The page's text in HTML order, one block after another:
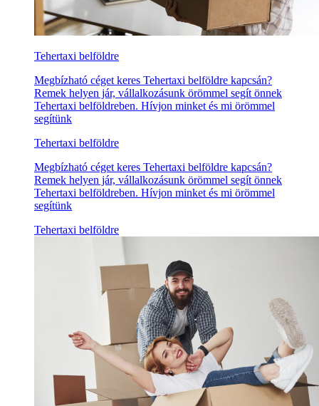
Tehertaxi belföldre
Megbízható céget keres Tehertaxi belföldre kapcsán?
Remek helyen jár, vállalkozásunk örömmel segít önnek
Tehertaxi belföldreben. Hívjon minket és mi örömmel
segítünk
Tehertaxi belföldre
Megbízható céget keres Tehertaxi belföldre kapcsán?
Remek helyen jár, vállalkozásunk örömmel segít önnek
Tehertaxi belföldreben. Hívjon minket és mi örömmel
segítünk
Tehertaxi belföldre